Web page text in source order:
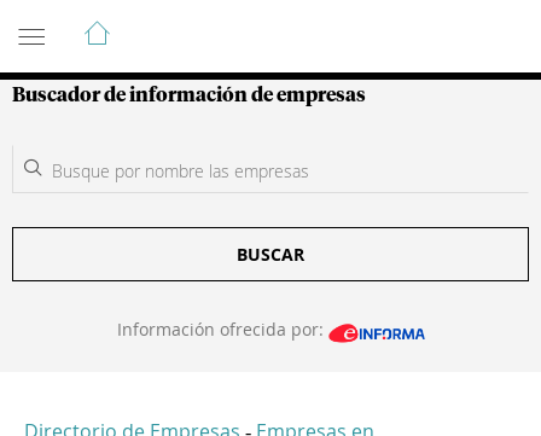
Guía de Empresas Colombianas
Buscador de información de empresas
BUSCAR
Información ofrecida por: